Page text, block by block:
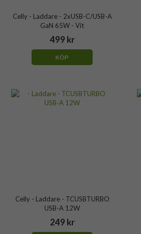
Celly - Laddare - 2xUSB-C/USB-A
GaN 65W - Vit
499 kr
KÖP
Celly - Laddare - TCUSBTURBO
USB-A 12W
249 kr